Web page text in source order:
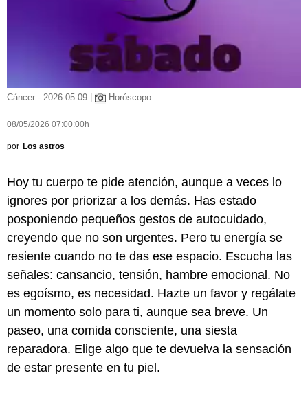
Cáncer - 2026-05-09 | Horóscopo
08/05/2026 07:00:00h
por Los astros
Hoy tu cuerpo te pide atención, aunque a veces lo
ignores por priorizar a los demás. Has estado
posponiendo pequeños gestos de autocuidado,
creyendo que no son urgentes. Pero tu energía se
resiente cuando no te das ese espacio. Escucha las
señales: cansancio, tensión, hambre emocional. No
es egoísmo, es necesidad. Hazte un favor y regálate
un momento solo para ti, aunque sea breve. Un
paseo, una comida consciente, una siesta
reparadora. Elige algo que te devuelva la sensación
de estar presente en tu piel.